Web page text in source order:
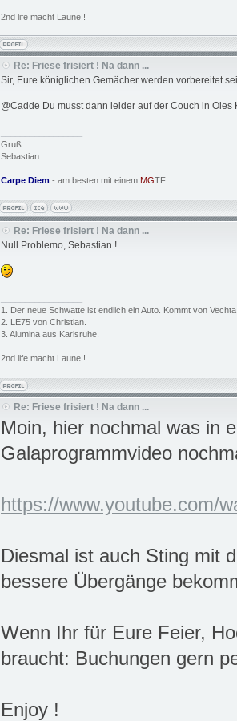
2nd life macht Laune !
Re: Friese frisiert ! Na dann ...
Sir, Eure königlichen Gemächer werden vorbereitet
@Cadde Du musst dann leider auf der Couch in Oles
Gruß
Sebastian
Carpe Diem - am besten mit einem MGTF
Re: Friese frisiert ! Na dann ...
Null Problemo, Sebastian !
1. Der neue Schwatte ist endlich ein Auto. Kommt von
2. LE75 von Christian.
3. Alumina aus Karlsruhe.
2nd life macht Laune !
Re: Friese frisiert ! Na dann ...
Moin, hier nochmal was in
Galaprogrammvideo
https://www.youtube.com/
Diesmal ist auch Sting mit
bessere Übergänge
Wenn Ihr für Eure Feier,
braucht: Buchungen gern
Enjoy !